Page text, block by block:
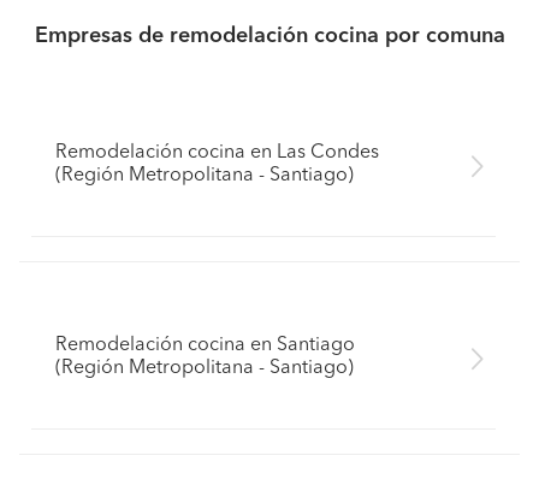
Empresas de remodelación cocina por comuna
Remodelación cocina en Las Condes
(Región Metropolitana - Santiago)
Remodelación cocina en Santiago
(Región Metropolitana - Santiago)